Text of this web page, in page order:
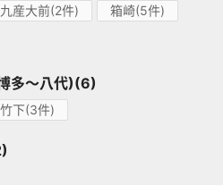
九産大前(2件) 箱崎(5件)
多～八代)(6)
竹下(3件)